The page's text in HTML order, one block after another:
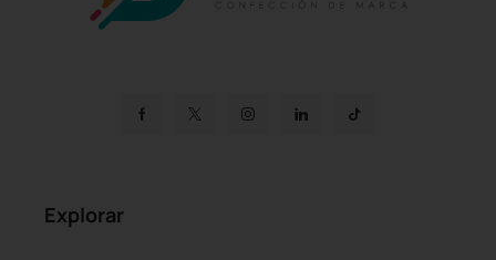
Explorar